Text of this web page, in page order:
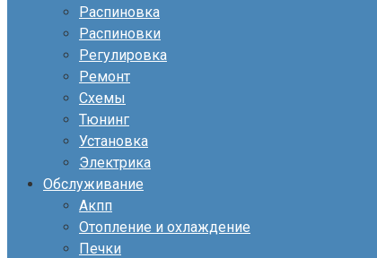
Распиновка
Распиновки
Регулировка
Ремонт
Схемы
Тюнинг
Установка
Электрика
Обслуживание
Акпп
Отопление и охлаждение
Печки